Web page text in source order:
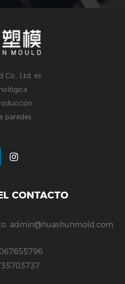
Co., Ltd. es
paredes
CONTACTO
admin@huashunmold.com